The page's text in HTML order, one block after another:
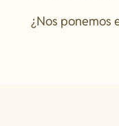
¿Nos ponemos